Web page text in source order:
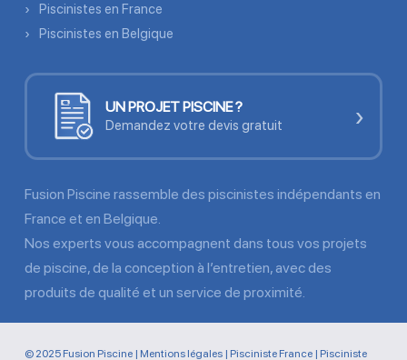
Piscinistes en France
Piscinistes en Belgique
UN PROJET PISCINE ?
Demandez votre devis gratuit ›
Fusion Piscine rassemble des piscinistes indépendants en
France et en Belgique.
Nos experts vous accompagnent dans tous vos projets
de piscine, de la conception à l’entretien, avec des
produits de qualité et un service de proximité.
© 2025 Fusion Piscine | Mentions légales| Pisciniste France| Pisciniste